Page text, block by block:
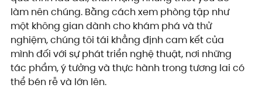
làm nên chúng. Bằng cách xem phòng tập như
một không gian dành cho khám phá và thử
nghiệm, chúng tôi tái khẳng định cam kết của
mình đối với sự phát triển nghệ thuật, nơi những
tác phẩm, ý tưởng và thực hành trong tương lai có
thể bén rễ và lớn lên.